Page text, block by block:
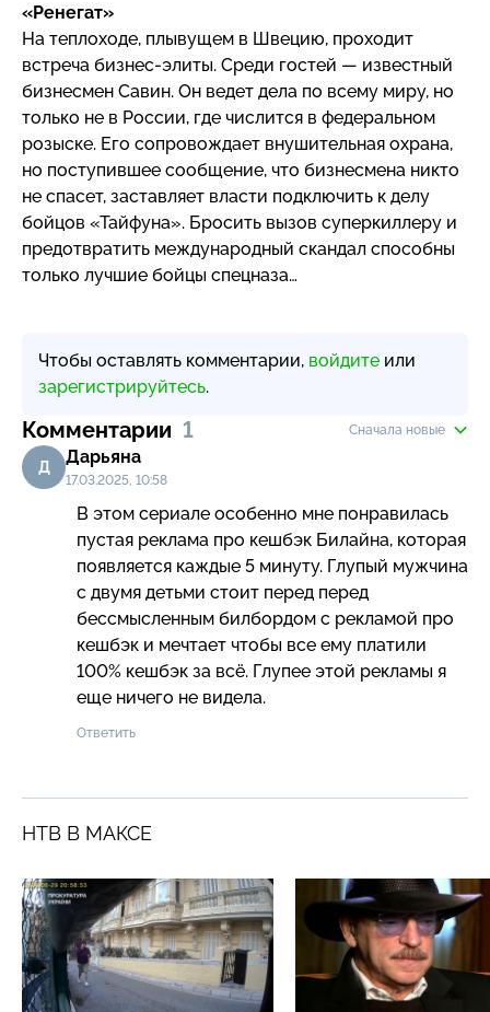
«Ренегат»
На теплоходе, плывущем в Швецию, проходит
встреча бизнес-элиты. Среди гостей — известный
бизнесмен Савин. Он ведет дела по всему миру, но
только не в России, где числится в федеральном
розыске. Его сопровождает внушительная охрана,
но поступившее сообщение, что бизнесмена никто
не спасет, заставляет власти подключить к делу
бойцов «Тайфуна». Бросить вызов суперкиллеру и
предотвратить международный скандал способны
только лучшие бойцы спецназа…
Чтобы оставлять комментарии, войдите или
зарегистрируйтесь.
Комментарии 1 Сначала новые
Д Дарьяна
17.03.2025, 10:58
В этом сериале особенно мне понравилась
пустая реклама про кешбэк Билайна, которая
появляется каждые 5 минуту. Глупый мужчина
с двумя детьми стоит перед перед
бессмысленным билбордом с рекламой про
кешбэк и мечтает чтобы все ему платили
100% кешбэк за всё. Глупее этой рекламы я
еще ничего не видела.
Ответить
НТВ В МАКСЕ